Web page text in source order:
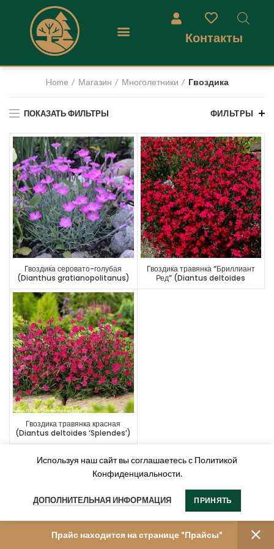
Контакты
Home Магазин Многолетники Гвоздика
ПОКАЗАТЬ ФИЛЬТРЫ ФИЛЬТРЫ
Гвоздика серовато-голубая
(Dianthus gratianopolitanus)
Гвоздика травянка “Бриллиант
Ред” (Diantus deltoides
“Brilliant Red”)
Гвоздика травянка красная
(Diantus deltoides ‘Splendes’)
Прайс находится на странице "Прайсы"
Используя наш сайт вы соглашаетесь с Политикой
Конфиденциальности.
ДОПОЛНИТЕЛЬНАЯ ИНФОРМАЦИЯ ПРИНЯТЬ